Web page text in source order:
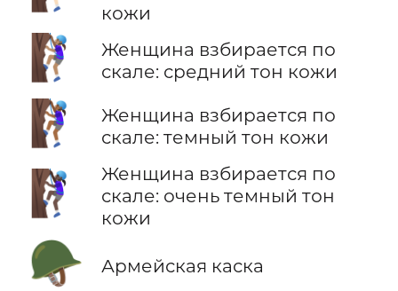
кожи
🧗🏽‍♀️
Женщина взбирается по
скале: средний тон кожи
🧗🏾‍♀️
Женщина взбирается по
скале: темный тон кожи
🧗🏿‍♀️
Женщина взбирается по
скале: очень темный тон
кожи
🪖 Армейская каска